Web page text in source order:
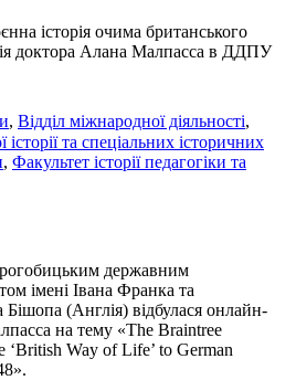
історія очима британського
доктора Алана Малпасса в ДДПУ
, Відділ міжнародної діяльності,
історії та спеціальних історичних
, Факультет історії педагогіки та
державним
імені Івана Франка та
(Англія) відбулася онлайн-
на тему «The Braintree
‘British Way of Life’ to German